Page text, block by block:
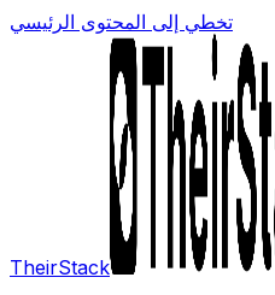
تخطي إلى المحتوى الرئيسي
TheirStack